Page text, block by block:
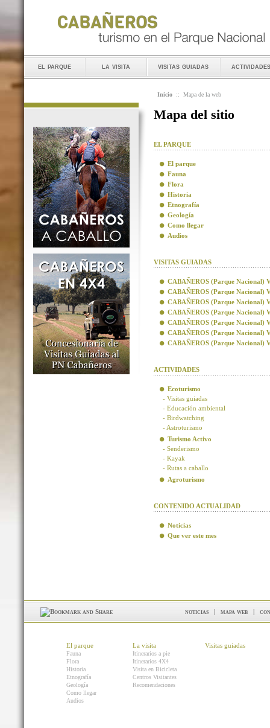
el parque la visita visitas guiadas actividades
Inicio :: Mapa de la web
Mapa del sitio
EL PARQUE
El parque
Fauna
Flora
Historia
Etnografía
Geología
Como llegar
Audios
VISITAS GUIADAS
CABAÑEROS (Parque Nacional)
CABAÑEROS (Parque Nacional)
CABAÑEROS (Parque Nacional)
CABAÑEROS (Parque Nacional)
CABAÑEROS (Parque Nacional)
CABAÑEROS (Parque Nacional)
CABAÑEROS (Parque Nacional)
ACTIVIDADES
Ecoturismo
- Visitas guiadas
- Educación ambiental
- Birdwatching
- Astroturismo
Turismo Activo
- Senderismo
- Kayak
- Rutas a caballo
Agroturismo
CONTENIDO ACTUALIDAD
Noticias
Que ver este mes
noticias | mapa web |
El parque
Fauna
Flora
Historia
Etnografía
Geología
Como llegar
Audios
La visita
Itinerarios a pie
Itinerarios 4X4
Visita en Bicicleta
Centros Visitantes
Recomendaciones
Visitas guiadas